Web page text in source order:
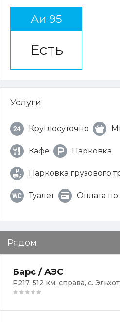
Аи 95
Есть
Услуги
Круглосуточно
Кафе Парковка
Парковка грузового
Туалет Оплата
Рядом
Барс / АЗС
Р217, 512 км, справа, с.